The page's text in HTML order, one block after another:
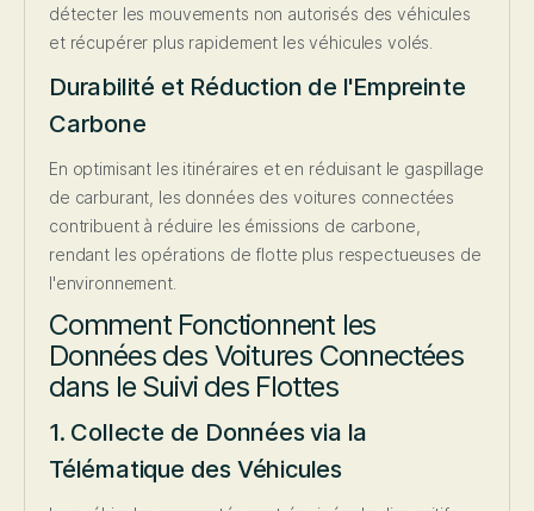
détecter les mouvements non autorisés des véhicules
et récupérer plus rapidement les véhicules volés.
Durabilité et Réduction de l'Empreinte
Carbone
En optimisant les itinéraires et en réduisant le gaspillage
de carburant, les données des voitures connectées
contribuent à réduire les émissions de carbone,
rendant les opérations de flotte plus respectueuses de
l'environnement.
Comment Fonctionnent les
Données des Voitures Connectées
dans le Suivi des Flottes
1. Collecte de Données via la
Télématique des Véhicules